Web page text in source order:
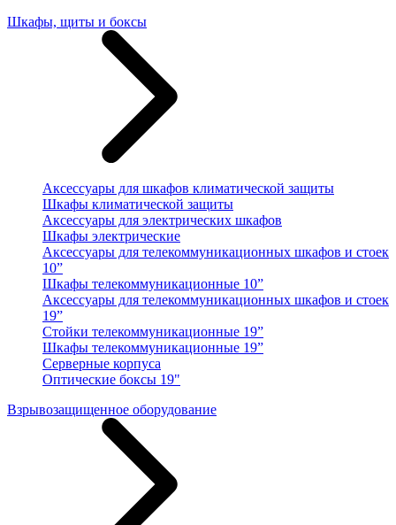
Шкафы, щиты и боксы
Аксессуары для шкафов климатической защиты
Шкафы климатической защиты
Аксессуары для электрических шкафов
Шкафы электрические
Аксессуары для телекоммуникационных шкафов и стоек
10”
Шкафы телекоммуникационные 10”
Аксессуары для телекоммуникационных шкафов и стоек
19”
Стойки телекоммуникационные 19”
Шкафы телекоммуникационные 19”
Серверные корпуса
Оптические боксы 19"
Взрывозащищенное оборудование